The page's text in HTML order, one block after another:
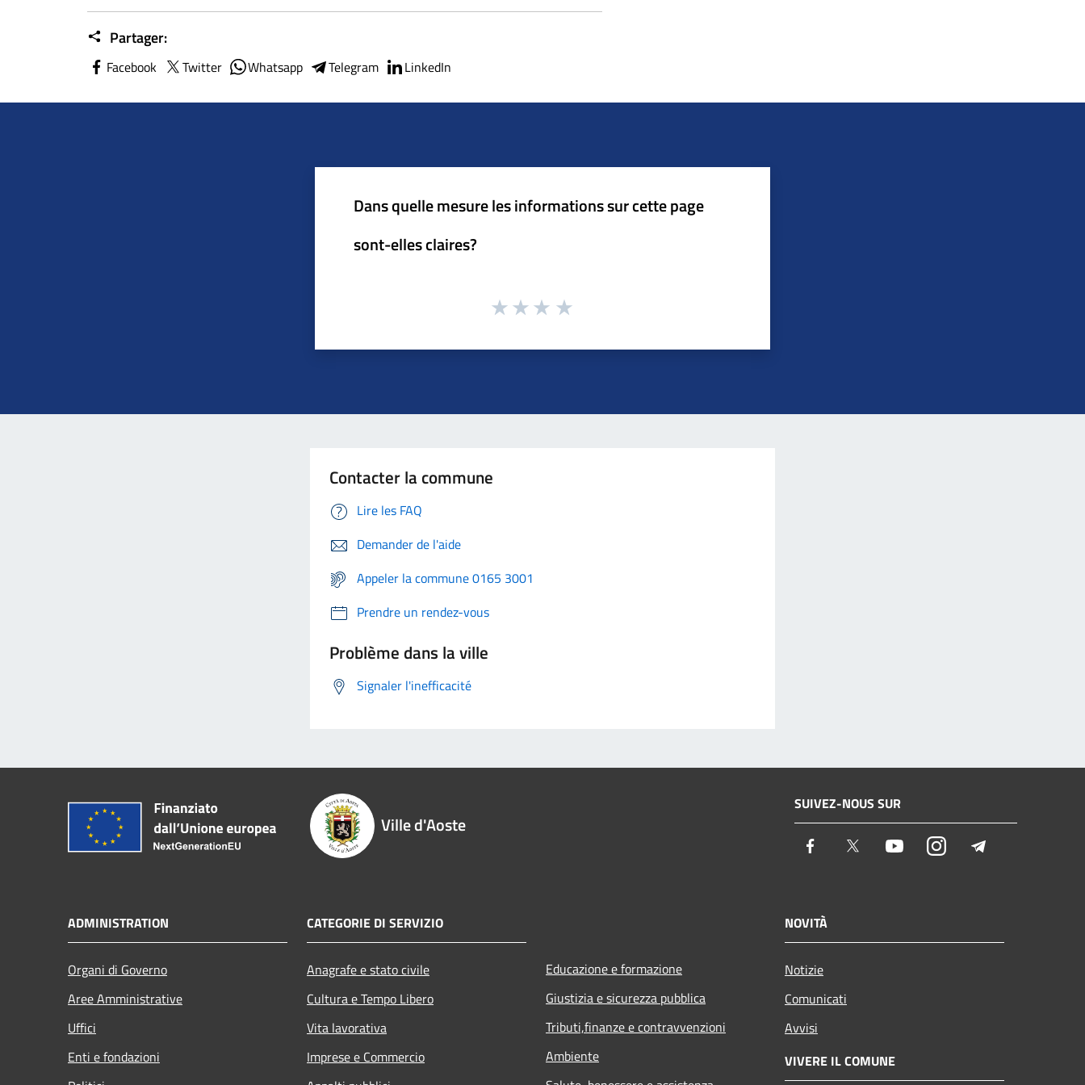
Partager:
Facebook Twitter Whatsapp Telegram LinkedIn
Dans quelle mesure les informations sur cette page
sont-elles claires?
Contacter la commune
Lire les FAQ
Demander de l'aide
Appeler la commune 0165 3001
Prendre un rendez-vous
Problème dans la ville
Signaler l'inefficacité
Ville d'Aoste
SUIVEZ-NOUS SUR
Facebook Twitter YoutubeInstagram
ADMINISTRATION
Organi di Governo
Aree Amministrative
Uffici
Enti e fondazioni
CATEGORIE DI SERVIZIO
Anagrafe e stato civile
Cultura e Tempo Libero
Vita lavorativa
Imprese e Commercio
Educazione e formazione
Giustizia e sicurezza pubblica
Tributi,finanze e contravvenzioni
Ambiente
NOVITÀ
Notizie
Comunicati
Avvisi
VIVERE IL COMUNE